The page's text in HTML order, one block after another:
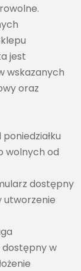
jest
wskazanych
oraz
poniedziałku
wolnych od
dostępny
utworzenie
w